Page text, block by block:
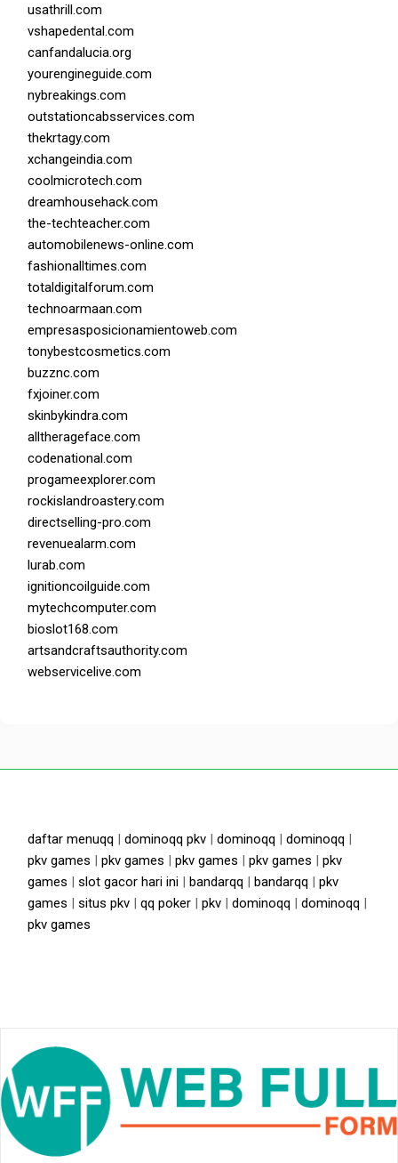
usathrill.com
vshapedental.com
canfandalucia.org
yourengineguide.com
nybreakings.com
outstationcabsservices.com
thekrtagy.com
xchangeindia.com
coolmicrotech.com
dreamhousehack.com
the-techteacher.com
automobilenews-online.com
fashionalltimes.com
totaldigitalforum.com
technoarmaan.com
empresasposicionamientoweb.com
tonybestcosmetics.com
buzznc.com
fxjoiner.com
skinbykindra.com
alltherageface.com
codenational.com
progameexplorer.com
rockislandroastery.com
directselling-pro.com
revenuealarm.com
lurab.com
ignitioncoilguide.com
mytechcomputer.com
bioslot168.com
artsandcraftsauthority.com
webservicelive.com
daftar menuqq | dominoqq pkv | dominoqq | dominoqq |
pkv games | pkv games | pkv games | pkv games | pkv
games | slot gacor hari ini | bandarqq | bandarqq | pkv
games | situs pkv | qq poker | pkv | dominoqq | dominoqq |
pkv games